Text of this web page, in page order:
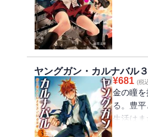
ヤングガン・カルナバル
¥681 (税
金の瞳を
る。豊
生活は
弟子を